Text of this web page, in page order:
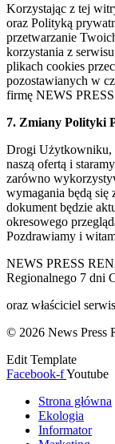
Korzystając z tej
oraz Polityką
przetwarzanie
korzystania z
plikach cookies
pozostawianych w
firmę NEWS
7. Zmiany Polityki
Drogi Użytkowniku,
naszą ofertą i
zarówno
wymagania będą się
dokument będzie
okresowego
Pozdrawiamy i
NEWS PRESS
Regionalnego 7 dni
oraz właściciel
© 2026 News Press
Edit Template
Facebook-fYoutube
Strona główna
Ekologia
Informator